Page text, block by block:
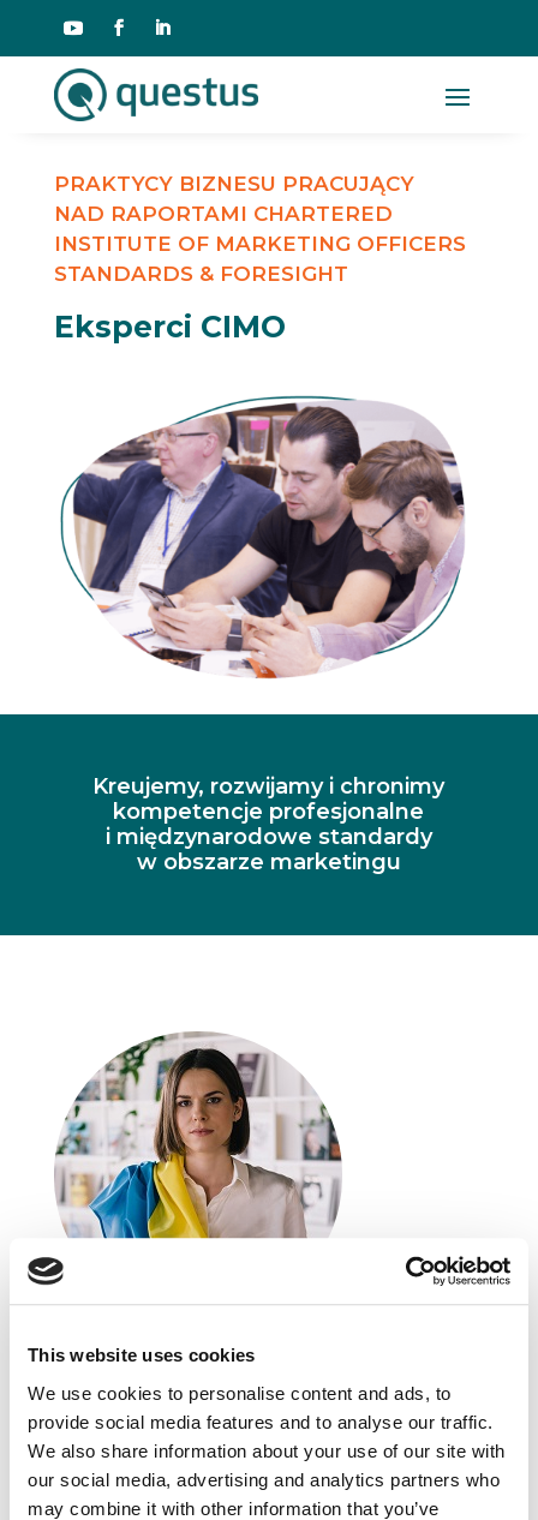
This website uses cookies
We use cookies to personalise content and ads, to
provide social media features and to analyse our traffic.
We also share information about your use of our site with
our social media, advertising and analytics partners who
may combine it with other information that you’ve
PRAKTYCY BIZNESU PRACUJĄCY
NAD RAPORTAMI CHARTERED
INSTITUTE OF MARKETING OFFICERS
STANDARDS & FORESIGHT
Eksperci CIMO
Kreujemy, rozwijamy i chronimy
kompetencje profesjonalne
i międzynarodowe standardy
w obszarze marketingu
Mariya Hud
Mastercard Data & Services
Associate Managing Consultant
Absolwentka Lwowskiego Uniwersytetu
Narodowego z tytułem Magistra Finansów